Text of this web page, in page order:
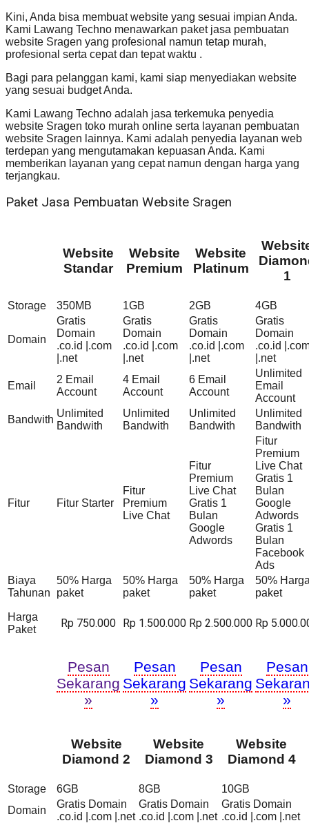
Kini, Anda bisa membuat website yang sesuai impian Anda.
Kami Lawang Techno menawarkan paket jasa pembuatan
website Sragen yang profesional namun tetap murah,
profesional serta cepat dan tepat waktu .
Bagi para pelanggan kami, kami siap menyediakan website
yang sesuai budget Anda.
Kami Lawang Techno adalah jasa terkemuka penyedia
website Sragen toko murah online serta layanan pembuatan
website Sragen lainnya. Kami adalah penyedia layanan web
terdepan yang mengutamakan kepuasan Anda. Kami
memberikan layanan yang cepat namun dengan harga yang
terjangkau.
Paket Jasa Pembuatan Website Sragen
Website
Standar
Website
Premium
Website
Platinum
1
Storage 350MB 1GB 2GB 4GB
Domain
Gratis
Domain
.co.id |.com
|.net
Gratis
Domain
.co.id |.com
|.net
Gratis
Domain
.co.id |.com
|.net
Gratis
Domain
.co.id
|.net
Email
2 Email
Account
4 Email
Account
6 Email
Account
Unlimited
Email
Account
Bandwith
Unlimited
Bandwith
Unlimited
Bandwith
Unlimited
Bandwith
Unlimited
Bandwith
Fitur Fitur Starter
Fitur
Premium
Live Chat
Fitur
Premium
Live Chat
Gratis 1
Bulan
Google
Adwords
Fitur
Premium
Live Chat
Gratis 1
Bulan
Google
Adwords
Gratis 1
Bulan
Facebook
Ads
Biaya
Tahunan
50% Harga
paket
50% Harga
paket
50% Harga
paket
50%
paket
Harga
Paket
Rp 750.000 Rp 1.500.000 Rp 2.500.000 Rp
Pesan
Sekarang
»
Pesan
Sekarang
»
Pesan
Sekarang
»
Pesan
»
Website
Diamond 2
Website
Diamond 3
Website
Diamond 4
Storage 6GB 8GB
10GB
Domain
Gratis Domain
.co.id |.com |.net
Gratis Domain
.co.id |.com |.net
Gratis Domain
.co.id |.com |.net